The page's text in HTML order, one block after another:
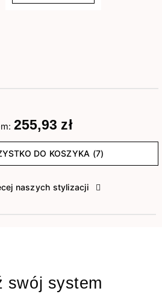
255,93 zł
DO KOSZYKA (7)
naszych stylizacji
swój system